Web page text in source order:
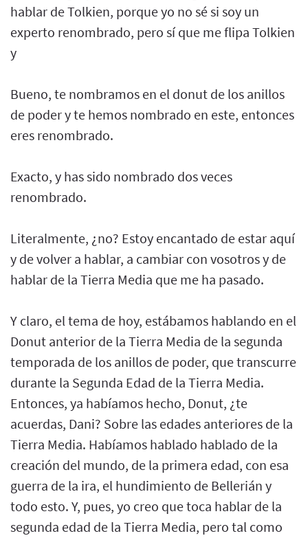
hablar de Tolkien, porque yo no sé si soy un
experto renombrado, pero sí que me flipa Tolkien
y
Bueno, te nombramos en el donut de los anillos
de poder y te hemos nombrado en este, entonces
eres renombrado.
Exacto, y has sido nombrado dos veces
renombrado.
Literalmente, ¿no? Estoy encantado de estar aquí
y de volver a hablar, a cambiar con vosotros y de
hablar de la Tierra Media que me ha pasado.
Y claro, el tema de hoy, estábamos hablando en el
Donut anterior de la Tierra Media de la segunda
temporada de los anillos de poder, que transcurre
durante la Segunda Edad de la Tierra Media.
Entonces, ya habíamos hecho, Donut, ¿te
acuerdas, Dani? Sobre las edades anteriores de la
Tierra Media. Habíamos hablado hablado de la
creación del mundo, de la primera edad, con esa
guerra de la ira, el hundimiento de Bellerián y
todo esto. Y, pues, yo creo que toca hablar de la
segunda edad de la Tierra Media, pero tal como